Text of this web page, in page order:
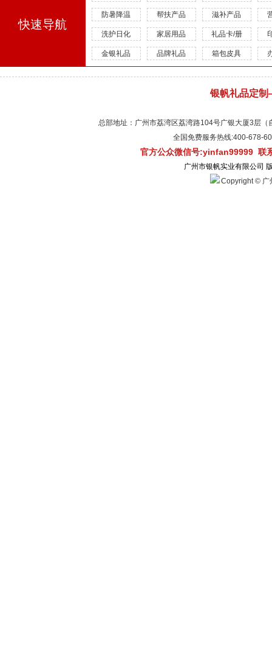
快速导航
防暑降温 帮扶产品 滋补产品
洗护日化 家居用品 礼品卡/册
金银礼品 品牌礼品 箱包皮具
银帆礼品定
总部地址：广州市荔湾区荔湾路104号广银大厦3层
全国免费服务热线:400-
官方公众微信号:yinfan99999 联
广州市银帆实业有限公司
Copyright © 广